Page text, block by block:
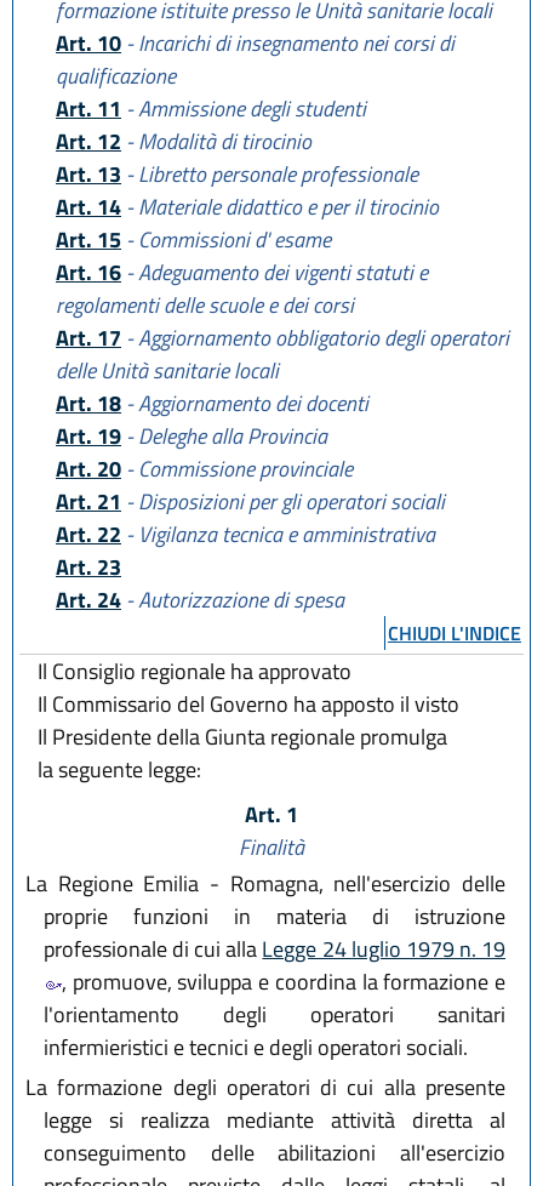
formazione istituite presso le Unità sanitarie locali
Art. 10 - Incarichi di insegnamento nei corsi di
qualificazione
Art. 11 - Ammissione degli studenti
Art. 12 - Modalità di tirocinio
Art. 13 - Libretto personale professionale
Art. 14 - Materiale didattico e per il tirocinio
Art. 15 - Commissioni d' esame
Art. 16 - Adeguamento dei vigenti statuti e
regolamenti delle scuole e dei corsi
Art. 17 - Aggiornamento obbligatorio degli operatori
delle Unità sanitarie locali
Art. 18 - Aggiornamento dei docenti
Art. 19 - Deleghe alla Provincia
Art. 20 - Commissione provinciale
Art. 21 - Disposizioni per gli operatori sociali
Art. 22 - Vigilanza tecnica e amministrativa
Art. 23
Art. 24 - Autorizzazione di spesa
CHIUDI L'INDICE
Il Consiglio regionale ha approvato
Il Commissario del Governo ha apposto il visto
Il Presidente della Giunta regionale promulga
la seguente legge:
Art. 1
Finalità
La Regione Emilia - Romagna, nell'esercizio delle
proprie funzioni in materia di istruzione
professionale di cui allaLegge 24 luglio 1979 n. 19
, promuove, sviluppa e coordina la formazione e
l'orientamento degli operatori sanitari
infermieristici e tecnici e degli operatori sociali.
La formazione degli operatori di cui alla presente
legge si realizza mediante attività diretta al
conseguimento delle abilitazioni all'esercizio